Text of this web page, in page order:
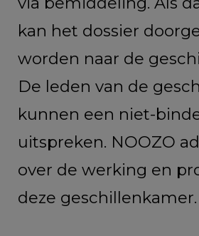
kan het dossier
worden naar de
De leden van de
kunnen een niet-
uitspreken. NOOZO
over de werking en
deze geschillenkamer.